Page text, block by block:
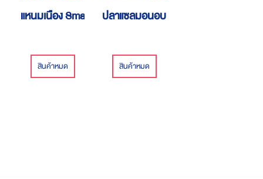
แหนมเนือง Smartvietfood
สินค้าหมด
ปลาแซลมอนอบรมควัน
สินค้าหมด